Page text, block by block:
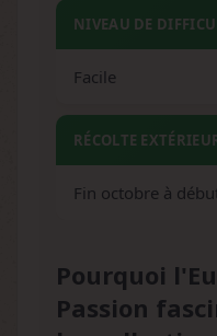
NIVEAU DE
Facile
RÉCOLTE
Fin octobre à
Pourquoi
Passion